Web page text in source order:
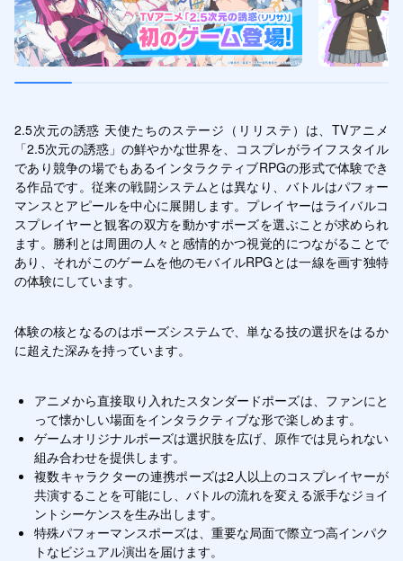
2.5次元の誘惑 天使たちのステージ（リリステ）は、TVアニメ
「2.5次元の誘惑」の鮮やかな世界を、コスプレがライフスタイル
であり競争の場でもあるインタラクティブRPGの形式で体験でき
る作品です。従来の戦闘システムとは異なり、バトルはパフォー
マンスとアピールを中心に展開します。プレイヤーはライバルコ
スプレイヤーと観客の双方を動かすポーズを選ぶことが求められ
ます。勝利とは周囲の人々と感情的かつ視覚的につながることで
あり、それがこのゲームを他のモバイルRPGとは一線を画す独特
の体験にしています。
体験の核となるのはポーズシステムで、単なる技の選択をはるか
に超えた深みを持っています。
アニメから直接取り入れたスタンダードポーズは、ファンにと
って懐かしい場面をインタラクティブな形で楽しめます。
ゲームオリジナルポーズは選択肢を広げ、原作では見られない
組み合わせを提供します。
複数キャラクターの連携ポーズは2人以上のコスプレイヤーが
共演することを可能にし、バトルの流れを変える派手なジョイ
ントシーケンスを生み出します。
特殊パフォーマンスポーズは、重要な局面で際立つ高インパク
トなビジュアル演出を届けます。